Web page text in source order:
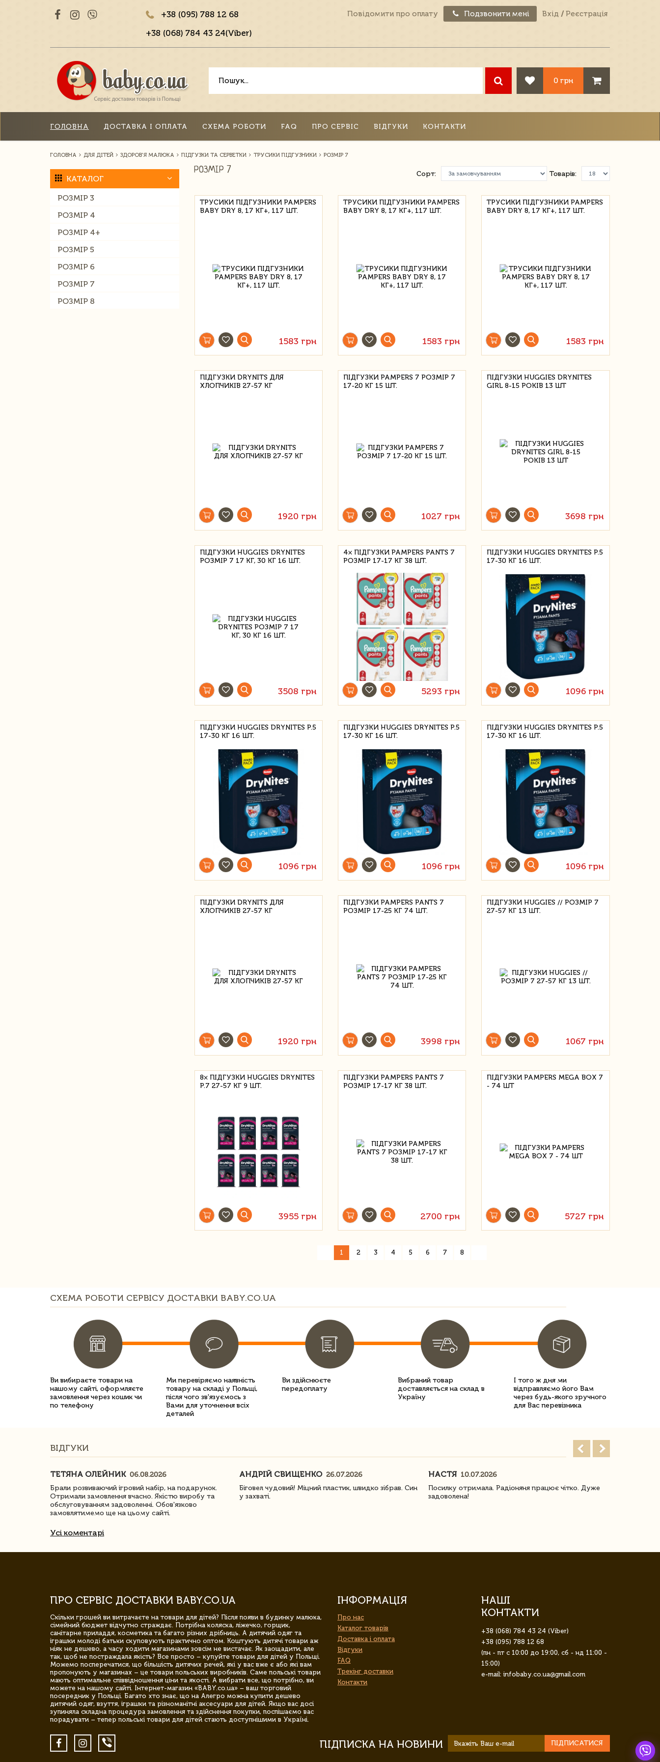
+38 (095) 788 12 68
+38 (068) 784 43 24(Viber)
Повідомити про оплату Подзвонити мені Вхід / Реєстрація
0 грн
ГОЛОВНА ДОСТАВКА І ОПЛАТА СХЕМА РОБОТИ FAQ ПРО СЕРВІС ВІДГУКИ КОНТАКТИ
ГОЛОВНА ДЛЯ ДІТЕЙ ЗДОРОВ'Я МАЛЮКА ПІДГУЗКИ ТА СЕРВЕТКИ ТРУСИКИ ПІДГУЗНИКИ РОЗМІР 7
КАТАЛОГ
РОЗМІР 3
РОЗМІР 4
РОЗМІР 4+
РОЗМІР 5
РОЗМІР 6
РОЗМІР 7
РОЗМІР 8
РОЗМІР 7 Товарів:
Сорт:
ТРУСИКИ ПІДГУЗНИКИ PAMPERS
BABY DRY 8, 17 КГ+, 117 ШТ.
1583 грн
ТРУСИКИ ПІДГУЗНИКИ PAMPERS
BABY DRY 8, 17 КГ+, 117 ШТ.
1583 грн
ТРУСИКИ ПІДГУЗНИКИ PAMPERS
BABY DRY 8, 17 КГ+, 117 ШТ.
1583 грн
ПІДГУЗКИ DRYNITS ДЛЯ
ХЛОПЧИКІВ 27-57 КГ
1920 грн
ПІДГУЗКИ PAMPERS 7 РОЗМІР 7
17-20 КГ 15 ШТ.
1027 грн
ПІДГУЗКИ HUGGIES DRYNITES
GIRL 8-15 РОКІВ 13 ШТ
3698 грн
ПІДГУЗКИ HUGGIES DRYNITES
РОЗМІР 7 17 КГ, 30 КГ 16 ШТ.
3508 грн
4× ПІДГУЗКИ PAMPERS PANTS 7
РОЗМІР 17-17 КГ 38 ШТ.
5293 грн
ПІДГУЗКИ HUGGIES DRYNITES Р.5
17-30 КГ 16 ШТ.
1096 грн
ПІДГУЗКИ HUGGIES DRYNITES Р.5
17-30 КГ 16 ШТ.
1096 грн
ПІДГУЗКИ HUGGIES DRYNITES Р.5
17-30 КГ 16 ШТ.
1096 грн
ПІДГУЗКИ HUGGIES DRYNITES Р.5
17-30 КГ 16 ШТ.
1096 грн
ПІДГУЗКИ DRYNITS ДЛЯ
ХЛОПЧИКІВ 27-57 КГ
1920 грн
ПІДГУЗКИ PAMPERS PANTS 7
РОЗМІР 17-25 КГ 74 ШТ.
3998 грн
ПІДГУЗКИ HUGGIES // РОЗМІР 7
27-57 КГ 13 ШТ.
1067 грн
8× ПІДГУЗКИ HUGGIES DRYNITES
Р.7 27-57 КГ 9 ШТ.
3955 грн
ПІДГУЗКИ PAMPERS PANTS 7
РОЗМІР 17-17 КГ 38 ШТ.
2700 грн
ПІДГУЗКИ PAMPERS MEGA BOX 7
- 74 ШТ
5727 грн
1 2 3 4 5 6 7 8
СХЕМА РОБОТИ СЕРВІСУ ДОСТАВКИ BABY.CO.UA
Ви вибираєте товари на
нашому сайті, оформляєте
замовлення через кошик чи
по телефону
Ми перевіряємо наявність
товару на складі у Польщі,
після чого зв'язуємось з
Вами для уточнення всіх
деталей
Ви здійснюєте
передоплату
Вибраний товар
доставляється на склад в
Україну
І того ж дня ми
відправляємо його Вам
через будь-якого зручного
для Вас перевізника
ВІДГУКИ
ТЕТЯНА ОЛЕЙНИК 06.08.2026
Брали розвиваючий ігровий набір, на подарунок.
Отримали замовлення вчасно. Якістю виробу та
обслуговуванням задоволенні. Обов'язково
замовлятимемо ще на цьому сайті.
АНДРІЙ СВИЩЕНКО 26.07.2026
Біговел чудовий! Міцний пластик, швидко зібрав. Син
у захваті.
НАСТЯ 10.07.2026
Посилку отримала. Радіоняня працює чітко. Дуже
задоволена!
Усі коментарі
ПРО СЕРВІС ДОСТАВКИ BABY.CO.UA
Скільки грошей ви витрачаєте на товари для дітей? Після появи в будинку малюка,
сімейний бюджет відчутно страждає. Потрібна коляска, ліжечко, горщик,
санітарне приладдя, косметика та багато різних дрібниць. А дитячий одяг та
іграшки молоді батьки скуповують практично оптом. Коштують дитячі товари аж
ніяк не дешево, а часу ходити магазинами зовсім не вистачає. Як заощадити, але
так, щоб не постраждала якість? Все просто – купуйте товари для дітей у Польщі.
Можемо посперечатися, що більшість дитячих речей, які у вас вже є або які вам
пропонують у магазинах – це товари польських виробників. Саме польські товари
мають оптимальне співвідношення ціни та якості. А вибрати все, що потрібно, ви
можете на нашому сайті. Інтернет-магазин «BABY.co.ua» – ваш торговий
посередник у Польщі. Багато хто знає, що на Алегро можна купити дешево
дитячий одяг, взуття, іграшки та різноманітні аксесуари для дітей. Якщо вас досі
зупиняла складна процедура замовлення та здійснення покупки, поспішаємо вас
порадувати – тепер польські товари для дітей стають доступнішими в Україні.
ІНФОРМАЦІЯ
Про нас
Каталог товарів
Доставка і оплата
Відгуки
FAQ
Трекінг доставки
Контакти
НАШІ
КОНТАКТИ
+38 (068) 784 43 24 (Viber)
+38 (095) 788 12 68
(пн - пт с 10:00 до 19:00, сб - нд 11:00 -
15:00)
e-mail: infobaby.co.ua@gmail.com
ПІДПИСКА НА НОВИНИ ПІДПИСАТИСЯ